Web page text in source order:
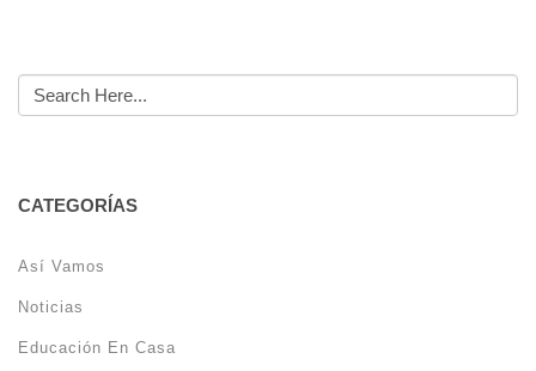
CATEGORÍAS
Así Vamos
Noticias
Educación En Casa